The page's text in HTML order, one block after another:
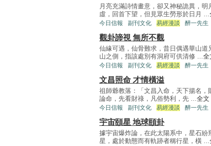
月亮充滿詩情畫意，卻又神秘詭異，
虛，回首下望，但見眾生勞形於日月 ...
今日信報 副刊文化 易經漫談 醉一先生
觀卦諦視 無所不觀
仙緣可遇，仙骨難求，昔日偶遇華山
山之側，指該處別有洞府可供清修 ...全
今日信報 副刊文化 易經漫談 醉一先生
文昌照命 才情橫溢
祖師爺教落：「文昌入命，天下揚名
論命，先看財祿，凡俗勢利，先 ...全文
今日信報 副刊文化 易經漫談 醉一先生
宇宙頤星 地球頤卦
據宇宙爆炸論，在此太陽系中，星石
星，處於動態而有軌跡者稱行星，橫 ...